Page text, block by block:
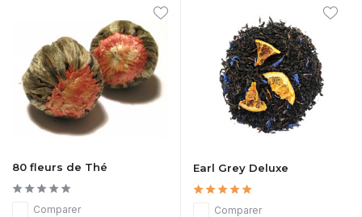
80 fleurs de Thé
Comparer
Earl Grey Deluxe
Comparer